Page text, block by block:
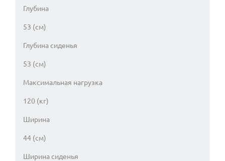
Глубина
53 (см)
Глубина сиденья
53 (см)
Максимальная нагрузка
120 (кг)
Ширина
44 (см)
Ширина сиденья